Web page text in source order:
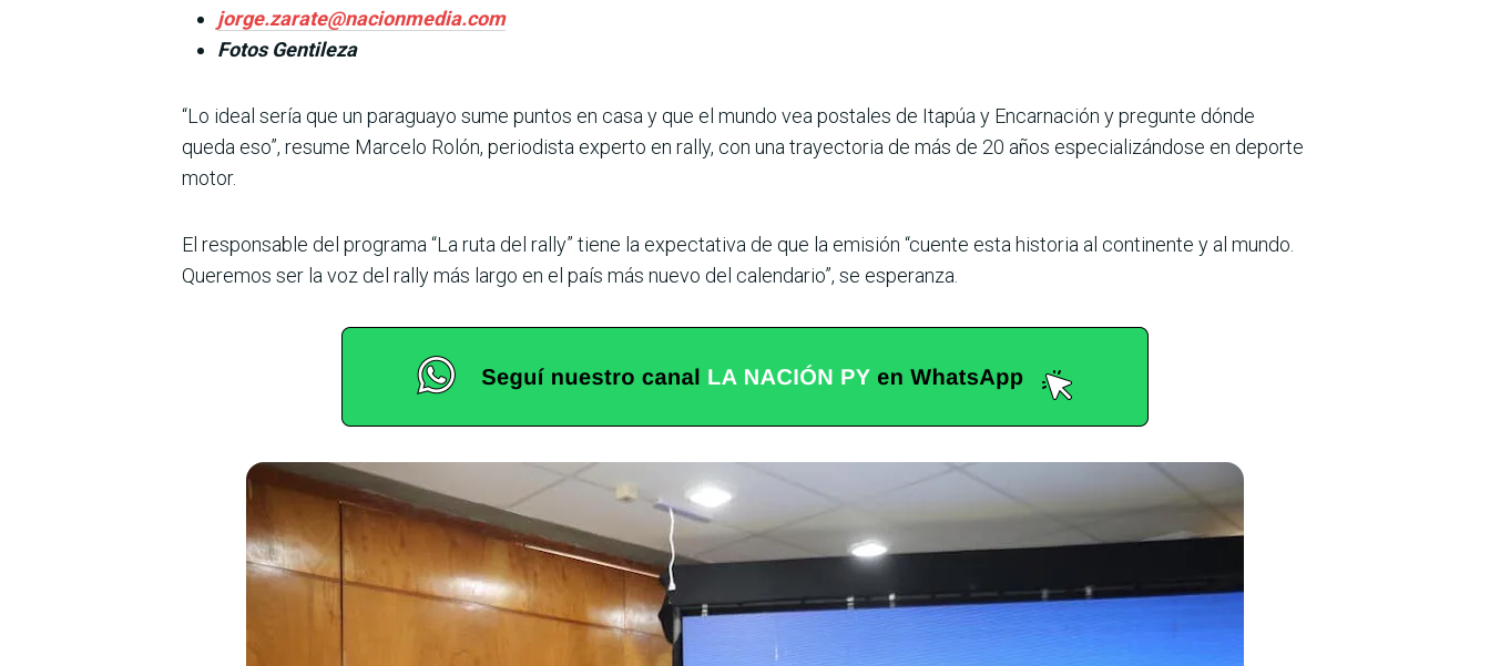
jorge.zarate@nacionmedia.com
Fotos Gentileza
“Lo ideal sería que un paraguayo sume puntos en casa y que el mundo vea postales de Itapúa y Encarna­ción y pregunte dónde
queda eso”, resume Marcelo Rolón, periodista experto en rally, con una trayectoria de más de 20 años especializándose en deporte
motor.
El responsable del programa “La ruta del rally” tiene la expectativa de que la emi­sión “cuente esta historia al continente y al mundo.
Que­remos ser la voz del rally más largo en el país más nuevo del calendario”, se esperanza.